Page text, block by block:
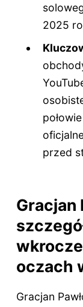
2025
przed
Gracjan
oczach
Gracjan